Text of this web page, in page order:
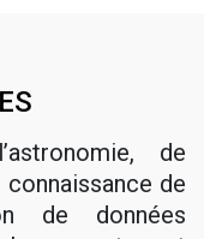
de
de
de données